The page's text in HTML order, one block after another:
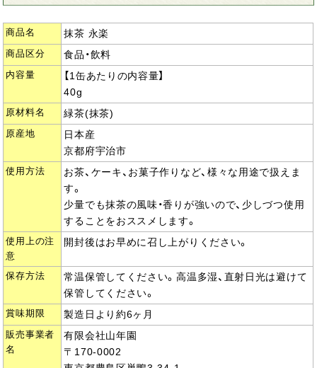
商品名 抹茶 永楽
商品区分 食品・飲料
内容量
【1缶あたりの内容量】
40g
原材料名 緑茶(抹茶)
原産地
日本産
京都府宇治市
使用方法
お茶、ケーキ、お菓子作りなど、様々な用途で扱えま
す。
少量でも抹茶の風味・香りが強いので、少しづつ使用
することをおススメします。
使用上の注
意
開封後はお早めに召し上がりください。
保存方法
常温保管してください。高温多湿、直射日光は避けて
保管してください。
賞味期限 製造日より約6ヶ月
販売事業者
名
有限会社山年園
〒170-0002